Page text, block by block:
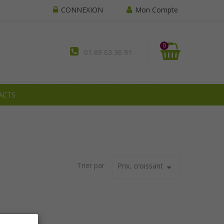
CONNEXION Mon Compte
01 69 63 36 91
0
Trier par Prix, croissant arrow_drop_down